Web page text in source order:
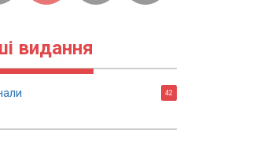
видання
42